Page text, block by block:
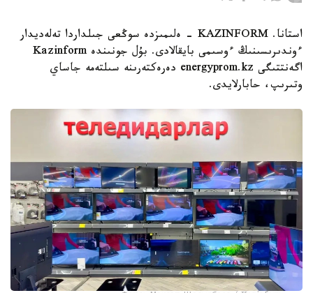
استانا. KAZINFORM - ەلىمىزدە سوڭعى جىلداردا تەلەديدار
ءوندىرىسىنىڭ ءوسىمى بايقالادى. بۇل جونىندە Kazinform
اگەنتتىگى energyprom.kz دەرەكتەرىنە سىلتەمە جاساي
وتىرىپ، حابارلايدى.